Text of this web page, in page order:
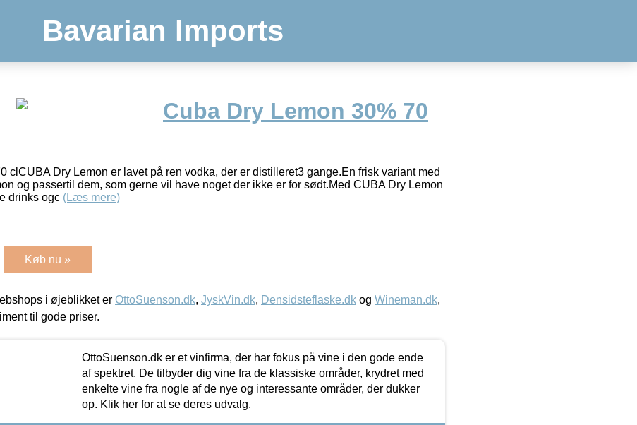
Bavarian Imports
Cuba Dry Lemon 30% 70
clCUBA Dry Lemon er lavet på ren vodka, der er distilleret3 gange.En frisk variant med
og passertil dem, som gerne vil have noget der ikke er for sødt.Med CUBA Dry Lemon
drinks ogc (Læs mere)
Køb nu »
i øjeblikket er OttoSuenson.dk, JyskVin.dk, Densidsteflaske.dk og Wineman.dk,
til gode priser.
OttoSuenson.dk er et vinfirma, der har fokus på vine i den gode ende
af spektret. De tilbyder dig vine fra de klassiske områder, krydret med
enkelte vine fra nogle af de nye og interessante områder, der dukker
op. Klik her for at se deres udvalg.